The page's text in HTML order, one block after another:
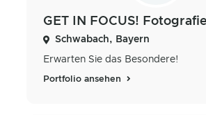
Schwabach, Bayern
Erwarten Sie das Besondere!
Portfolio ansehen